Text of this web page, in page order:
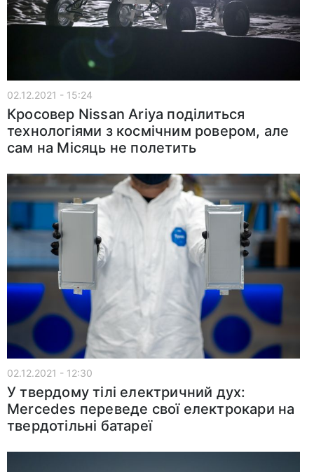
02.12.2021 - 15:24
Кросовер Nissan Ariya поділиться
технологіями з космічним ровером, але
сам на Місяць не полетить
02.12.2021 - 12:30
У твердому тілі електричний дух:
Mercedes переведе свої електрокари на
твердотільні батареї